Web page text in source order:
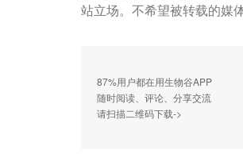
站立场。不希望被转载的媒
87%用户都在用生物谷APP
随时阅读、评论、分享交流
请扫描二维码下载->